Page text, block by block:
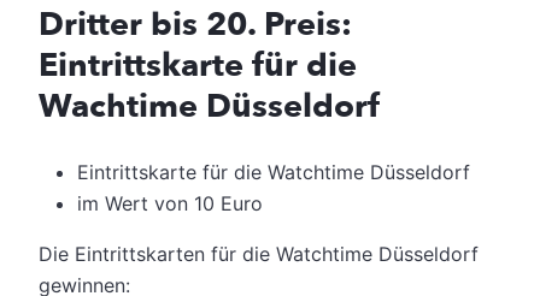
Dritter bis 20. Preis:
Eintrittskarte für die
Wachtime Düsseldorf
Eintrittskarte für die Watchtime Düsseldorf
im Wert von 10 Euro
Die Eintrittskarten für die Watchtime Düsseldorf
gewinnen: